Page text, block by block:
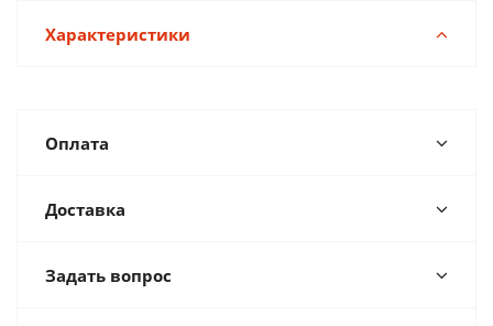
Характеристики
Оплата
Доставка
Задать вопрос